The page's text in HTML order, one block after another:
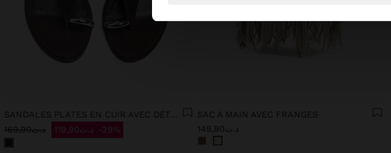
د.ت169,90 د.ت119,90 29%
SAC À MAIN AVEC FRANGES
د.ت149,90